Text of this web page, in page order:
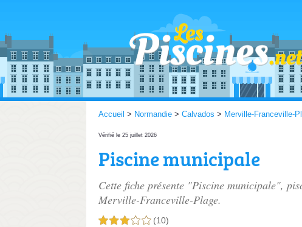
Accueil > Normandie > Calvados > Merville-Franceville-
Vérifié le 25 juillet 2026
Piscine municipale
Cette fiche présente "Piscine municipale",
Merville-Franceville-Plage.
3,0 étoiles sur 5 (10)